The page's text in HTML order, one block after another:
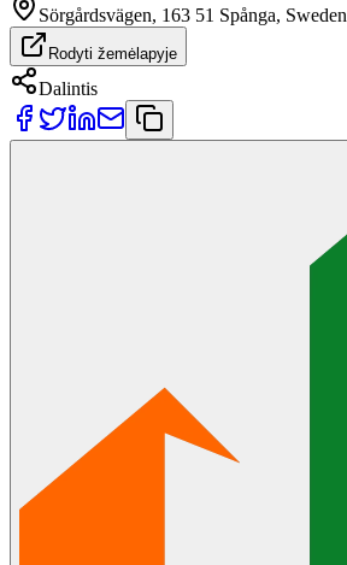
Sörgårdsvägen, 163 51 Spånga, Sweden
Rodyti žemėlapyje
Dalintis